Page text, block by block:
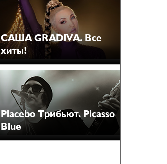
САША GRADIVA. Все
хиты!
Placebo Tрибьют. Picasso
Blue